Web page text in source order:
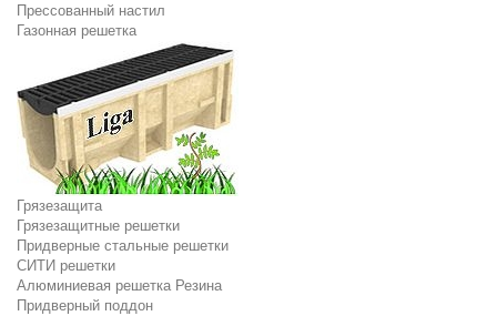
Прессованный настил
Газонная решетка
Грязезащита
Грязезащитные решетки
Придверные стальные решетки
СИТИ решетки
Алюминиевая решетка Резина
Придверный поддон